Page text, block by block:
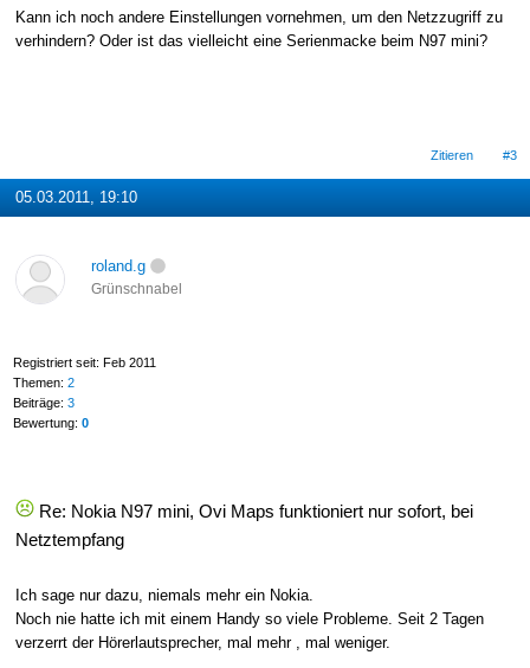
Kann ich noch andere Einstellungen vornehmen, um den Netzzugriff zu
verhindern? Oder ist das vielleicht eine Serienmacke beim N97 mini?
Zitieren #3
05.03.2011, 19:10
roland.g
Grünschnabel
Registriert seit: Feb 2011
Themen: 2
Beiträge: 3
Bewertung: 0
Re: Nokia N97 mini, Ovi Maps funktioniert nur sofort, bei
Netztempfang
Ich sage nur dazu, niemals mehr ein Nokia.
Noch nie hatte ich mit einem Handy so viele Probleme. Seit 2 Tagen
verzerrt der Hörerlautsprecher, mal mehr , mal weniger.